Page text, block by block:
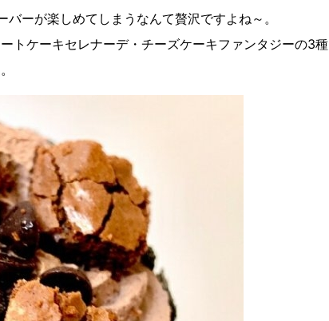
ーが楽しめてしまうなんて贅沢ですよね～。
トケーキセレナーデ・チーズケーキファンタジーの3種